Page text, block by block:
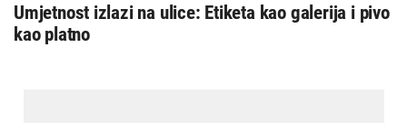
Umjetnost izlazi na ulice: Etiketa kao galerija i pivo
kao platno